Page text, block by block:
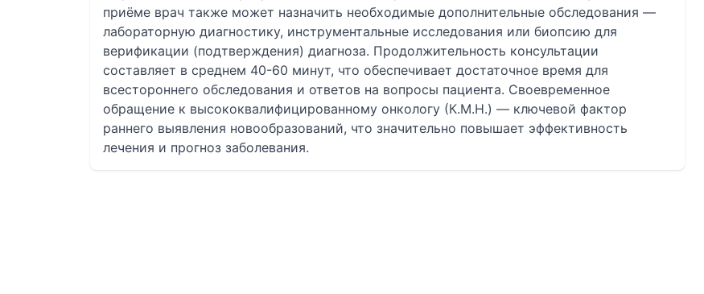
приёме врач также может назначить необходимые дополнительные обследования —
лабораторную диагностику, инструментальные исследования или биопсию для
верификации (подтверждения) диагноза. Продолжительность консультации
составляет в среднем 40-60 минут, что обеспечивает достаточное время для
всестороннего обследования и ответов на вопросы пациента. Своевременное
обращение к высококвалифицированному онкологу (К.М.Н.) — ключевой фактор
раннего выявления новообразований, что значительно повышает эффективность
лечения и прогноз заболевания.